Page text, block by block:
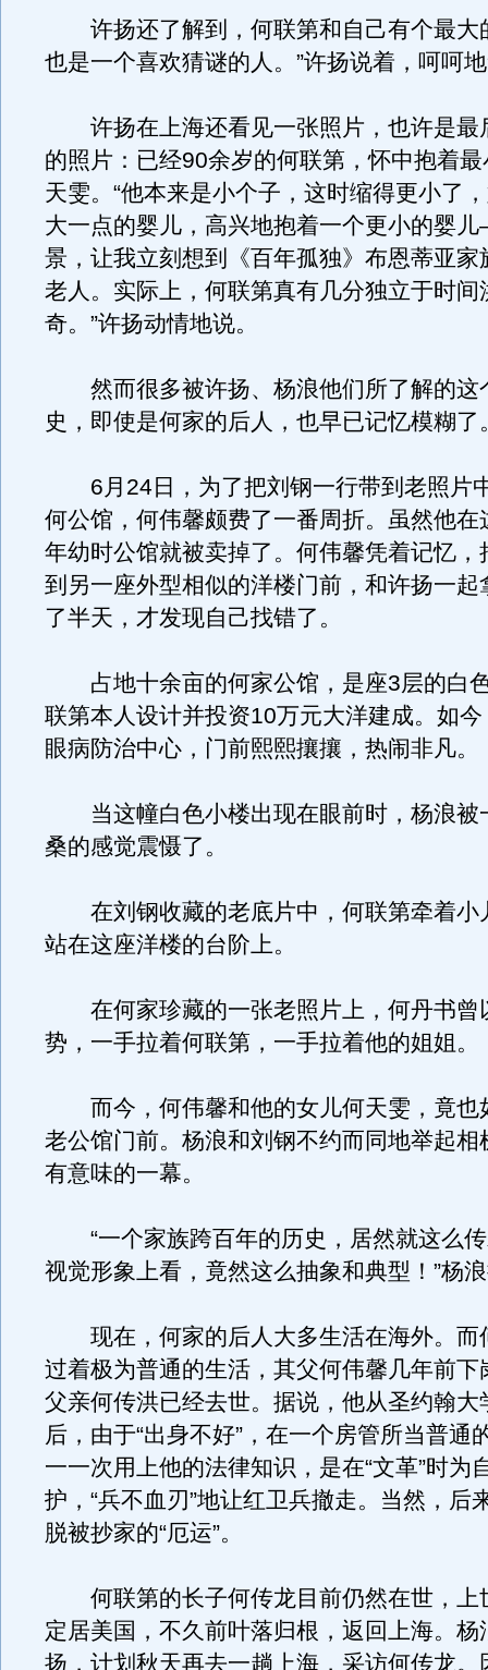
许扬还了解到，何联第和自己有个最大
也是一个喜欢猜谜的人。”许扬说着，呵呵
许扬在上海还看见一张照片，也许是最
的照片：已经90余岁的何联第，怀中抱着
天雯。“他本来是小个子，这时缩得更小了
大一点的婴儿，高兴地抱着一个更小的婴
景，让我立刻想到《百年孤独》布恩蒂亚家
老人。实际上，何联第真有几分独立于时间
奇。”许扬动情地说。
然而很多被许扬、杨浪他们所了解的这
史，即使是何家的后人，也早已记忆模糊了
6月24日，为了把刘钢一行带到老照片
何公馆，何伟馨颇费了一番周折。虽然他在
年幼时公馆就被卖掉了。何伟馨凭着记忆，
到另一座外型相似的洋楼门前，和许扬一起
了半天，才发现自己找错了。
占地十余亩的何家公馆，是座3层的白
联第本人设计并投资10万元大洋建成。如
眼病防治中心，门前熙熙攘攘，热闹非凡。
当这幢白色小楼出现在眼前时，杨浪被
桑的感觉震慑了。
在刘钢收藏的老底片中，何联第牵着小
站在这座洋楼的台阶上。
在何家珍藏的一张老照片上，何丹书曾
势，一手拉着何联第，一手拉着他的姐姐。
而今，何伟馨和他的女儿何天雯，竟也
老公馆门前。杨浪和刘钢不约而同地举起相
有意味的一幕。
“一个家族跨百年的历史，居然就这么传
视觉形象上看，竟然这么抽象和典型！”杨
现在，何家的后人大多生活在海外。而
过着极为普通的生活，其父何伟馨几年前下
父亲何传洪已经去世。据说，他从圣约翰大
后，由于“出身不好”，在一个房管所当普通
一一次用上他的法律知识，是在“文革”时为
护，“兵不血刃”地让红卫兵撤走。当然，后
脱被抄家的“厄运”。
何联第的长子何传龙目前仍然在世，上
定居美国，不久前叶落归根，返回上海。杨
扬，计划秋天再去一趟上海，采访何传龙。